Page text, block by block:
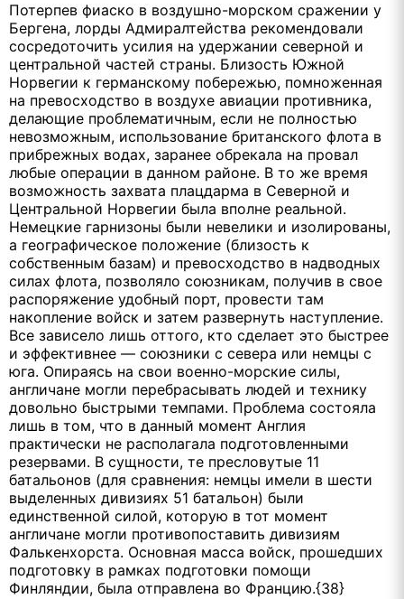
Потерпев фиаско в воздушно-морском сражении у
Бергена, лорды Адмиралтейства рекомендовали
сосредоточить усилия на удержании северной и
центральной частей страны. Близость Южной
Норвегии к германскому побережью, помноженная
на превосходство в воздухе авиации противника,
делающие проблематичным, если не полностью
невозможным, использование британского флота в
прибрежных водах, заранее обрекала на провал
любые операции в данном районе. В то же время
возможность захвата плацдарма в Северной и
Центральной Норвегии была вполне реальной.
Немецкие гарнизоны были невелики и изолированы,
а географическое положение (близость к
собственным базам) и превосходство в надводных
силах флота, позволяло союзникам, получив в свое
распоряжение удобный порт, провести там
накопление войск и затем развернуть наступление.
Все зависело лишь оттого, кто сделает это быстрее
и эффективнее — союзники с севера или немцы с
юга. Опираясь на свои военно-морские силы,
англичане могли перебрасывать людей и технику
довольно быстрыми темпами. Проблема состояла
лишь в том, что в данный момент Англия
практически не располагала подготовленными
резервами. В сущности, те пресловутые 11
батальонов (для сравнения: немцы имели в шести
выделенных дивизиях 51 батальон) были
единственной силой, которую в тот момент
англичане могли противопоставить дивизиям
Фалькенхорста. Основная масса войск, прошедших
подготовку в рамках подготовки помощи
Финляндии, была отправлена во Францию.{38}